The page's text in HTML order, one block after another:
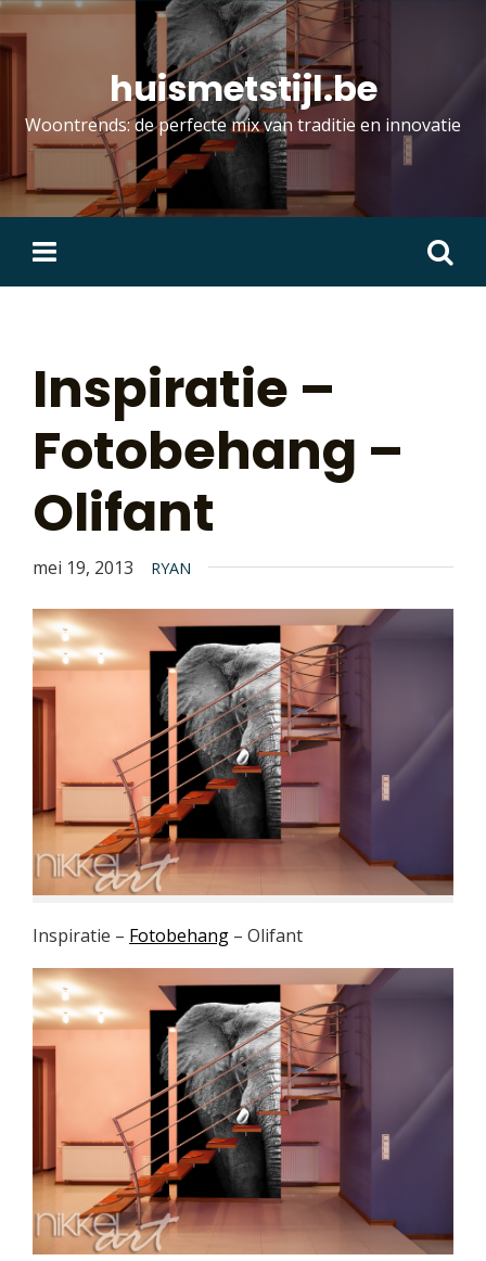
Skip
to
huismetstijl.be
Woontrends: de perfecte mix van traditie en innovatie
Zoeken
naar:
Inspiratie –
Fotobehang –
Olifant
mei 19, 2013 RYAN
Inspiratie – Fotobehang – Olifant